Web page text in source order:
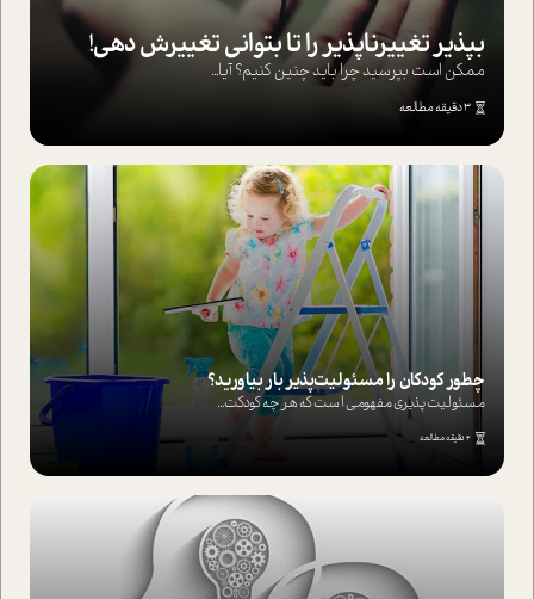
بپذير تغييرناپذير را تا بتواني تغييرش دهي!‏
ممکن است بپرسيد چرا بايد چنين کنيم؟ آيا...
3 دقیقه مطالعه
چطور کودکان را مسئولیت‌پذیر بار بیاورید؟
مسئولیت پذیری مفهومی ا ست که هر چه کودکت...
4 دقیقه مطالعه